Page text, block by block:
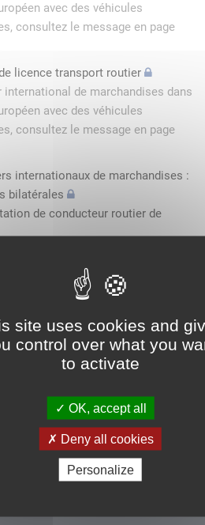
site uses cookies and
control over what you
to activate
OK, accept all
Deny all cookies
Personalize
avec des véhicules
consultez le message en page
licence transport routier
de marchandises dans
avec des véhicules
consultez le message en page
internationaux de marchandises :
bilatérales
de conducteur routier de
de capacité professionnelle
attestant l'obtention du
financier
traitance
annuels